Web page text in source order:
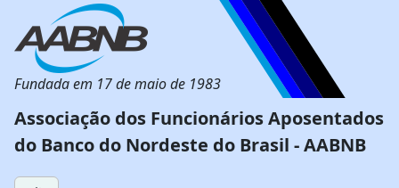
Fundada em 17 de maio de 1983
Associação dos Funcionários Aposentados
do Banco do Nordeste do Brasil - AABNB